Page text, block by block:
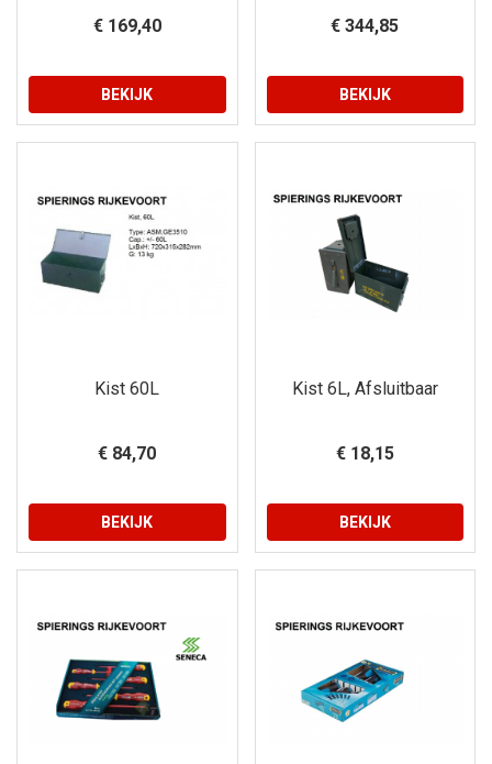
€ 169,40
BEKIJK
€ 344,85
BEKIJK
Kist 60L
€ 84,70
BEKIJK
Kist 6L, Afsluitbaar
€ 18,15
BEKIJK